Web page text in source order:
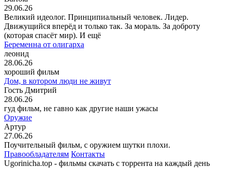
29.06.26
Великий идеолог. Принципиальный человек. Лидер.
Движущийся вперёд и только так. За мораль. За доброту
(которая спасёт мир). И ещё
Беременна от олигарха
леонид
28.06.26
хороший фильм
Дом, в котором люди не живут
Гость Дмитрий
28.06.26
гуд фильм, не гавно как другие наши ужасы
Оружие
Артур
27.06.26
Поучительный фильм, с оружием шутки плохи.
Правообладателям Контакты
Ugorinicha.top - фильмы скачать с торрента на каждый день